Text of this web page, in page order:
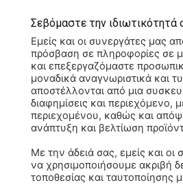
ταχυδρομείο και τον ιστότοπό μου
Σεβόμαστε την ιδιωτικότητά
Εμείς και οι συνεργάτες μας
πρόσβαση σε πληροφορίες σε
και επεξεργαζόμαστε
μοναδικά αναγνωριστικά και
αποστέλλονται από μια
διαφημίσεις και περιεχόμενο,
περιεχομένου, καθώς και
ανάπτυξη και βελτίωση
Με την άδειά σας, εμείς και οι
να χρησιμοποιήσουμε ακριβή
τοποθεσίας και